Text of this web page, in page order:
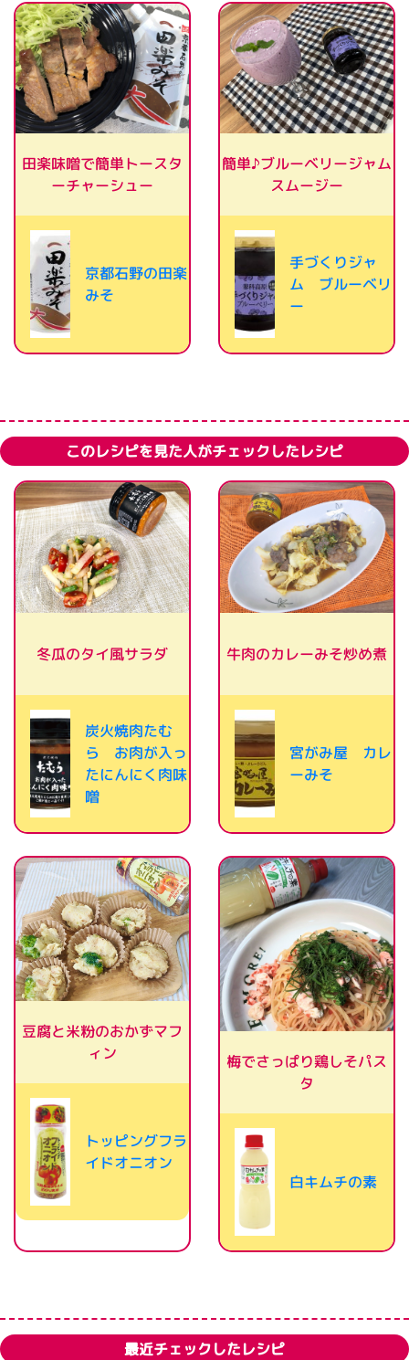
田楽味噌で簡単トースタ
ーチャーシュー
京都石野の田楽
みそ
簡単♪ブルーベリージャム
スムージー
手づくりジャ
ム ブルーベリ
ー
このレシピを見た人がチェックしたレシピ
冬瓜のタイ風サラダ
炭火焼肉たむ
ら お肉が入っ
たにんにく肉味
噌
牛肉のカレーみそ炒め煮
宮がみ屋 カレ
ーみそ
豆腐と米粉のおかずマフ
ィン
トッピングフラ
イドオニオン
梅でさっぱり鶏しそパス
タ
白キムチの素
最近チェックしたレシピ